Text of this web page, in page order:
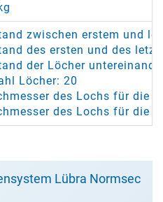
zwischen erstem und
des ersten und des
der Löcher
Löcher: 20
des Lochs für die
des Lochs für die
Lübra Normsec